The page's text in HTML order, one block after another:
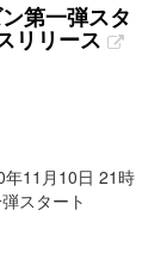
第一弾スタ
リリース
年11月10日 21時
スタート